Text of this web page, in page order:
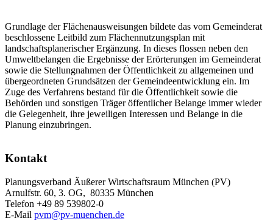
Grundlage der Flächenausweisungen bildete das vom Gemeinderat
beschlossene Leitbild zum Flächennutzungsplan mit
landschaftsplanerischer Ergänzung. In dieses flossen neben den
Umweltbelangen die Ergebnisse der Erörterungen im Gemeinderat
sowie die Stellungnahmen der Öffentlichkeit zu allgemeinen und
übergeordneten Grundsätzen der Gemeindeentwicklung ein. Im
Zuge des Verfahrens bestand für die Öffentlichkeit sowie die
Behörden und sonstigen Träger öffentlicher Belange immer wieder
die Gelegenheit, ihre jeweiligen Interessen und Belange in die
Planung einzubringen.
Kontakt
Planungsverband Äußerer Wirtschaftsraum München (PV)
Arnulfstr. 60, 3. OG, 80335 München
Telefon +49 89 539802-0
E-Mail pvm@pv-muenchen.de